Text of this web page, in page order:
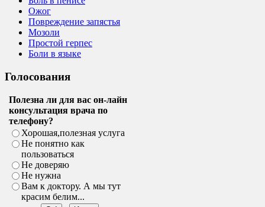
Ожог
Повреждение запястья
Мозоли
Простой герпес
Боли в языке
Голосования
Полезна ли для вас он-лайн
консультация врача по
телефону?
Хорошая,полезная услуга
Не понятно как
пользоваться
Не доверяю
Не нужна
Вам к доктору. А мы тут
красим белим...